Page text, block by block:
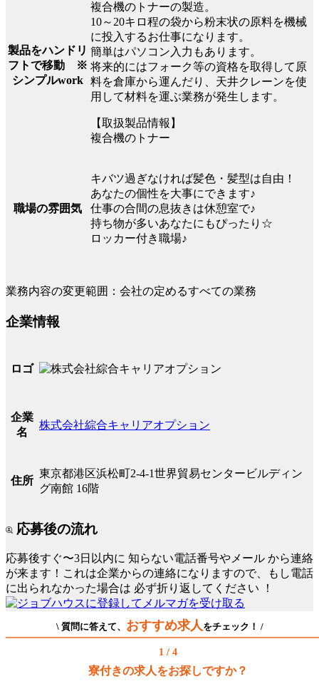
製品をハンドリ
フトで移動 ※
シンプルwork
複合機のトナーの製造。
10～20キロ程の袋から粉末状の原料を機械
に投入するお仕事になります。
簡単はパソコン入力もあります。
将来的にはフォーク等の資格を取得して原
料を倉庫から運んだり、天井クレーンを使
用して材料を運ぶ業務が発生します。
【取扱製品情報】
複合機のトナー
職場の雰囲気
キバツ過ぎなければ髪色・髪型は自由！
あなたの個性を大事にできます♪
仕事の合間の息抜きは休憩室で♪
持ち物が多いあなたにもぴったり☆
ロッカー付き職場♪
業務内容の変更範囲：会社の定めるすべての業務
企業情報
ロゴ
企業
名
株式会社綜合キャリアオプション
住所
東京都港区浜松町2-4-1世界貿易センタービルディン
グ南館 16階
応募後の流れ
応募後すぐ〜3日以内に 知らない電話番号やメール から連絡
が来ます！これは企業からの連絡になりますので、もし電話
に出られなかった場合は 必ず折り返してください ！
\ 質問に答えて、 おすすめ求人をチェック！ /
1 / 4
寮付きの求人をお探しですか？